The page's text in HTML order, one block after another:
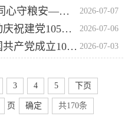
2026-07-07
党建引领聚合力 政企同心守粮安——市粮食和物资储备局与中储粮安庆公司联合开展迎“七一”党建共建主题交流活动
2026-07-06
市委党校开展系列活动庆祝建党105周年
2026-07-03
市发改委召开庆祝中国共产党成立105周年“两优一先”表彰大会暨“七一”专题党课会议
3 4 5 下页
页 确定 共170条